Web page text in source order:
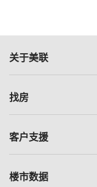
关于美联
美联集团
人才招募
找房
一手新房
减价
客户支援
自助放盘
楼市数据